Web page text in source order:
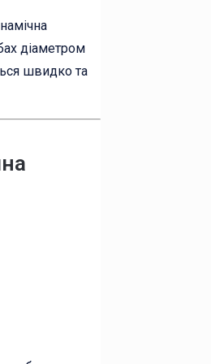
діаметром
швидко та